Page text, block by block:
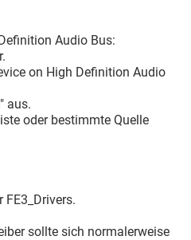
Audio Bus:
on High Definition Audio
aus.
oder bestimmte Quelle
sollte sich normalerweise